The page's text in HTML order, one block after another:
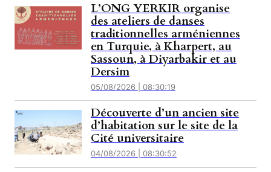
L’ONG YERKIR organise
des ateliers de danses
traditionnelles arméniennes
en Turquie, à Kharpert, au
Sassoun, à Diyarbakir et au
Dersim
05/08/2026 | 08:30:19
Découverte d’un ancien site
d’habitation sur le site de la
Cité universitaire
04/08/2026 | 08:30:52